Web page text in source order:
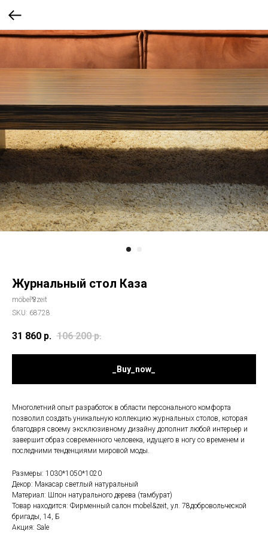
Журнальный стол Каза
möbel⅋zeit
SKU: 68728
31 860 р. 106 200 р.
_Buy_now_
Многолетний опыт разработок в области персонального комфорта
позволил создать уникальную коллекцию журнальных столов, которая
благодаря своему эксклюзивному дизайну дополнит любой интерьер и
завершит образ современного человека, идущего в ногу со временем и
последними тенденциями мировой моды.
Размеры: 1030*1050*1020
Декор: Макасар светлый натуральный
Материал: Шпон натурального дерева (тамбурат)
Товар находится: Фирменный салон mobel&zeit, ул. 78добровольческой
бригады, 14, Б
Акция: Sale